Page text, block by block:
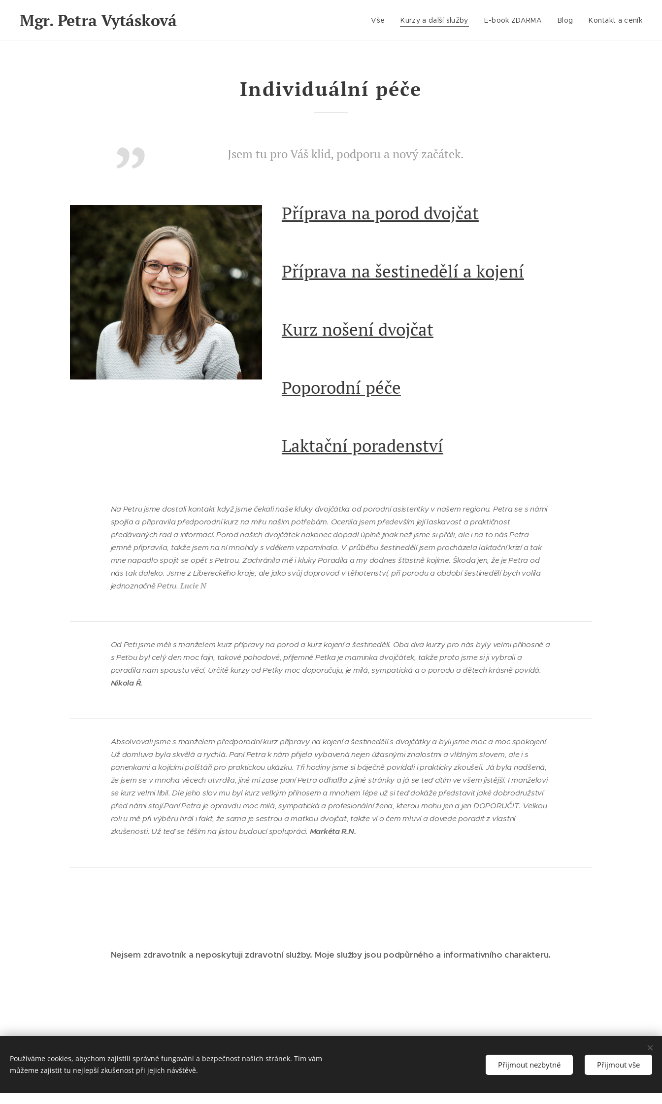
Mgr. Petra Vytásková Vše Kurzy a další služby E-book ZDARMA Blog Kontakt a ceník
Individuální péče
Jsem tu pro Váš klid, podporu a nový začátek.
Příprava na porod dvojčat
Příprava na šestinedělí a kojení
Kurz nošení dvojčat
Poporodní péče
Laktační poradenství
Na Petru jsme dostali kontakt když jsme čekali naše kluky dvojčátka od porodní asistentky v našem regionu. Petra se s námi
spojila a připravila předporodní kurz na míru našim potřebám. Ocenila jsem především její laskavost a praktičnost
předávaných rad a informací. Porod našich dvojčátek nakonec dopadl úplně jinak než jsme si přáli, ale i na to nás Petra
jemně připravila, takže jsem na ní mnohdy s vděkem vzpomínala. V průběhu šestinedělí jsem procházela laktační krizí a tak
mne napadlo spojit se opět s Petrou. Zachránila mě i kluky Poradila a my dodnes šťastně kojíme. Škoda jen, že je Petra od
nás tak daleko. Jsme z Libereckého kraje, ale jako svůj doprovod v těhotenství, při porodu a období šestinedělí bych volila
jednoznačně Petru.Lucie N
Od Peti jsme měli s manželem kurz přípravy na porod a kurz kojení a šestinedělí. Oba dva kurzy pro nás byly velmi přínosné a
s Peťou byl celý den moc fajn, takové pohodové, příjemné Peťka je maminka dvojčátek, takže proto jsme si ji vybrali a
poradila nam spoustu věcí. Určitě kurzy od Peťky moc doporučuju, je milá, sympatická a o porodu a dětech krásně povídá.
Nikola Ř.
Absolvovali jsme s manželem předporodní kurz přípravy na kojení a šestinedělí s dvojčátky a byli jsme moc a moc spokojení.
Už domluva byla skvělá a rychlá. Paní Petra k nám přijela vybavená nejen úžasnými znalostmi a vlídným slovem, ale i s
panenkami a kojícími polštáři pro praktickou ukázku. Tři hodiny jsme si báječně povídali i prakticky zkoušeli. Já byla nadšená,
že jsem se v mnoha věcech utvrdila, jiné mi zase paní Petra odhalila z jiné stránky a já se teď cítím ve všem jistější. I manželovi
se kurz velmi líbil. Dle jeho slov mu byl kurz velkým přínosem a mnohem lépe už si teď dokáže představit jaké dobrodružství
před námi stojí.Paní Petra je opravdu moc milá, sympatická a profesionální žena, kterou mohu jen a jen DOPORUČIT. Velkou
roli u mě při výběru hrál i fakt, že sama je sestrou a matkou dvojčat, takže ví o čem mluví a dovede poradit z vlastní
zkušenosti. Už teď se těším na jistou budoucí spolupráci. Markéta R.N.
Nejsem zdravotník a neposkytuji zdravotní služby. Moje služby jsou podpůrného a informativního charakteru.
© 2023 DVĚ SLUNCE. Všechna práva vyhrazena.
Používáme cookies, abychom zajistili správné fungování a bezpečnost našich stránek. Tím vám
můžeme zajistit tu nejlepší zkušenost při jejich návštěvě.
Přijmout nezbytné Přijmout vše